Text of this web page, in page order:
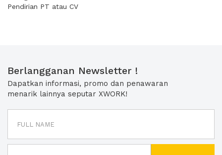
Pendirian PT atau CV
Berlangganan Newsletter !
Dapatkan informasi, promo dan penawaran
menarik lainnya seputar XWORK!